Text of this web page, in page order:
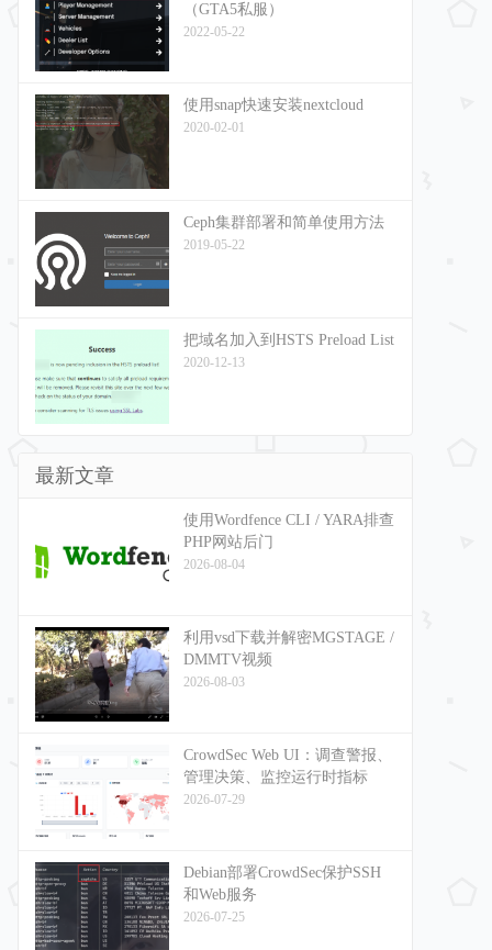
（GTA5私服）
2022-05-22
使用snap快速安装nextcloud
2020-02-01
Ceph集群部署和简单使用方法
2019-05-22
把域名加入到HSTS Preload List
2020-12-13
最新文章
使用Wordfence CLI / YARA排查
PHP网站后门
2026-08-04
利用vsd下载并解密MGSTAGE /
DMMTV视频
2026-08-03
CrowdSec Web UI：调查警报、
管理决策、监控运行时指标
2026-07-29
Debian部署CrowdSec保护SSH
和Web服务
2026-07-25